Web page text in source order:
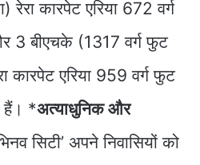
कारपेट एरिया 672 वर्ग
3 बीएचके (1317 वर्ग फुट
कारपेट एरिया 959 वर्ग फुट
हैं। *अत्याधुनिक और
सिटी’ अपने निवासियों को